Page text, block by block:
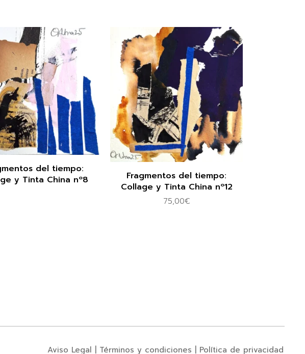
del tiempo:
y Tinta China nº8
Fragmentos del tiempo:
Collage y Tinta China nº12
75,00€
Aviso Legal Términos y condiciones Política de privacidad